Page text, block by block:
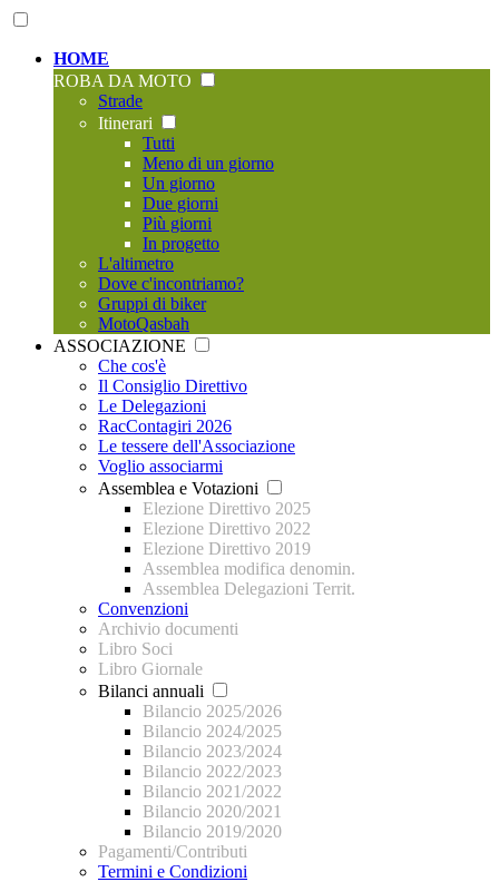
HOME
ROBA DA MOTO
Strade
Itinerari
Tutti
Meno di un giorno
Un giorno
Due giorni
Più giorni
In progetto
L'altimetro
Dove c'incontriamo?
Gruppi di biker
MotoQasbah
ASSOCIAZIONE
Che cos'è
Il Consiglio Direttivo
Le Delegazioni
RacContagiri 2026
Le tessere dell'Associazione
Voglio associarmi
Assemblea e Votazioni
Elezione Direttivo 2025
Elezione Direttivo 2022
Elezione Direttivo 2019
Assemblea modifica denomin.
Assemblea Delegazioni Territ.
Convenzioni
Archivio documenti
Libro Soci
Libro Giornale
Bilanci annuali
Bilancio 2025/2026
Bilancio 2024/2025
Bilancio 2023/2024
Bilancio 2022/2023
Bilancio 2021/2022
Bilancio 2020/2021
Bilancio 2019/2020
Pagamenti/Contributi
Termini e Condizioni